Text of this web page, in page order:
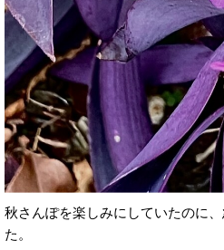
秋さんぽを楽しみにしていたのに
た。